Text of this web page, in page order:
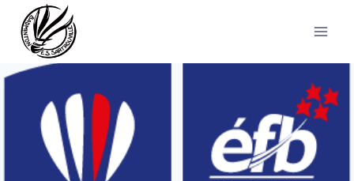
contenu